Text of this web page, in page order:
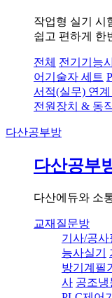
작업형 실기 시
쉽고 편하게 한
전체 전기기능
어기술자 세트
서적(실무) 연
전원장치 & 동
다산공부방
다산공부
다산에듀와 소
교재질문방
기사/공사
능사실기
방기계필기
사 공조